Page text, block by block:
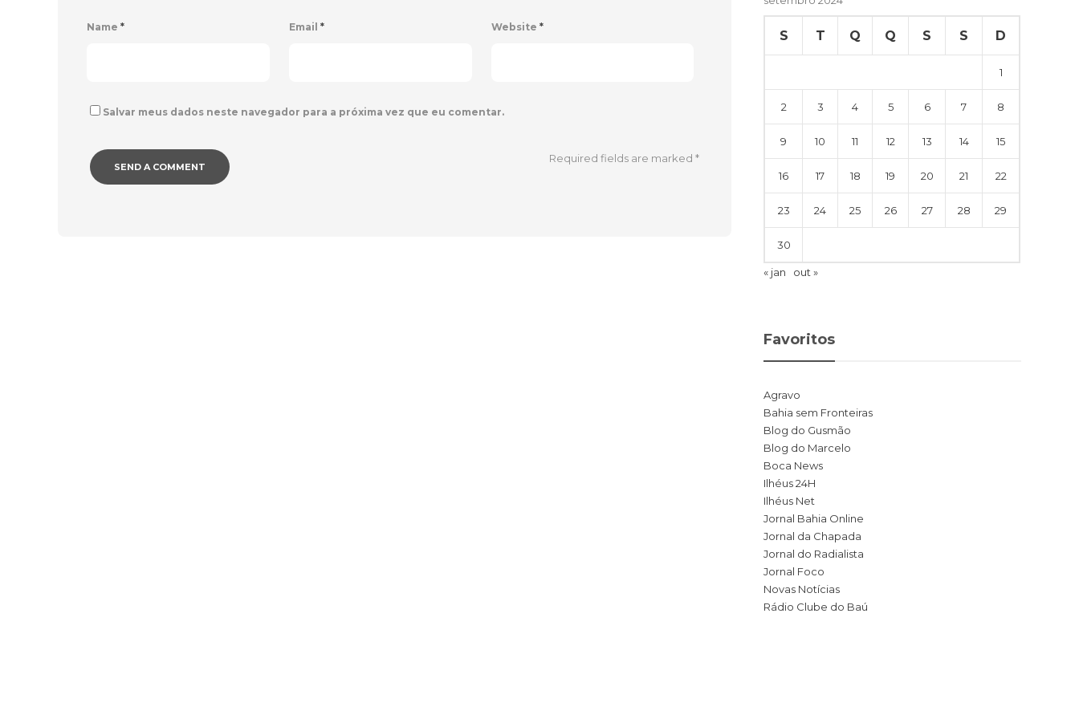
Name * Email * Website *
Salvar meus dados neste navegador para a próxima vez que eu comentar.
Required fields are marked*
S T Q Q S S D
1
2 3 4 5 6 7 8
9 10 11 12 13 14 15
16 17 18 19 20 21 22
23 24 25 26 27 28 29
30
« jan out »
Favoritos
Agravo
Bahia sem Fronteiras
Blog do Gusmão
Blog do Marcelo
Boca News
Ilhéus 24H
Ilhéus Net
Jornal Bahia Online
Jornal da Chapada
Jornal do Radialista
Jornal Foco
Novas Notícias
Rádio Clube do Baú